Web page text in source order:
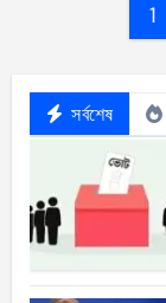
1
সর্বশেষ